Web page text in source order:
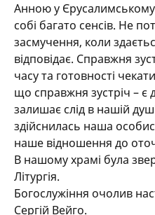
Анною у Єрусалимському
собі багато сенсів. Не
засмучення, коли
відповідає. Справжня
часу та готовності
що справжня зустріч – є
залишає слід в нашій
здійснилась наша
наше відношення до
В нашому храмі була
Літургія.
Богослужіння очолив
Сергій Вейго.